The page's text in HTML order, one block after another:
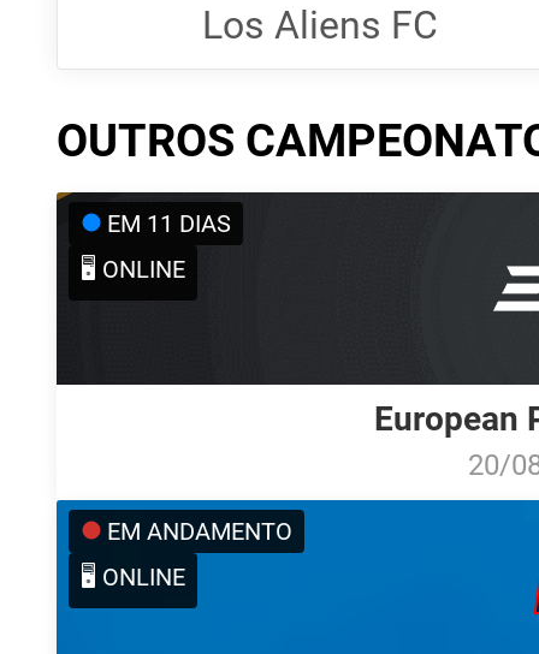
Los Aliens FC
OUTROS
EM 11 DIAS
🖥️ ONLINE
European
20/
EM ANDAMENTO
🖥️ ONLINE